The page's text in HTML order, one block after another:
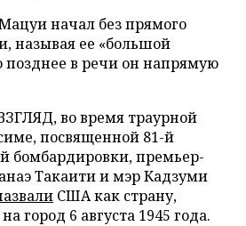
начал без прямого
называя ее «большой
позднее в речи он напрямую
во время траурной
посвященной 81-й
бомбардировки, премьер-
Такаити и мэр Кадзуми
США как страну,
город 6 августа 1945 года.